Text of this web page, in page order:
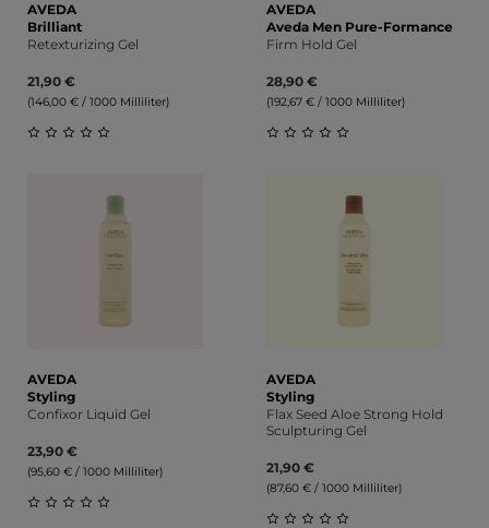
AVEDA
Brilliant
Retexturizing Gel
21,90 €
(146,00 € / 1000 Milliliter)
AVEDA
Aveda Men Pure-Formance
Firm Hold Gel
28,90 €
(192,67 € / 1000 Milliliter)
AVEDA
Styling
Confixor Liquid Gel
23,90 €
(95,60 € / 1000 Milliliter)
AVEDA
Styling
Flax Seed Aloe Strong Hold
Sculpturing Gel
21,90 €
(87,60 € / 1000 Milliliter)